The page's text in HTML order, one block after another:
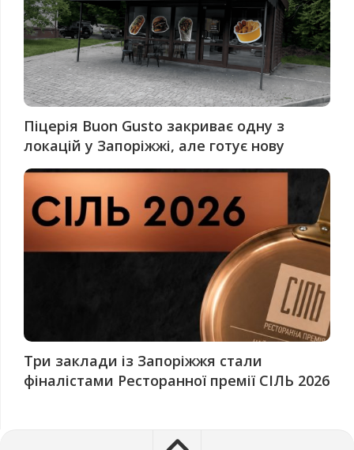
Піцерія Buon Gusto закриває одну з
локацій у Запоріжжі, але готує нову
Три заклади із Запоріжжя стали
фіналістами Ресторанної премії СІЛЬ 2026